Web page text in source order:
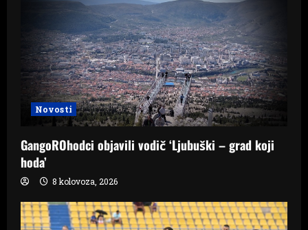
Novosti
GangoROhodci objavili vodič ‘Ljubuški – grad koji
hoda’
8 kolovoza, 2026